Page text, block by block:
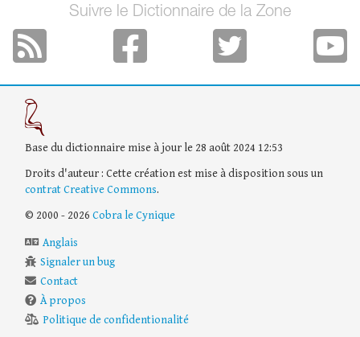
Suivre le Dictionnaire de la Zone
Base du dictionnaire mise à jour le 28 août 2024 12:53
Droits d'auteur : Cette création est mise à disposition sous un
contrat Creative Commons.
© 2000 - 2026 Cobra le Cynique
Anglais
Signaler un bug
Contact
À propos
Politique de confidentionalité